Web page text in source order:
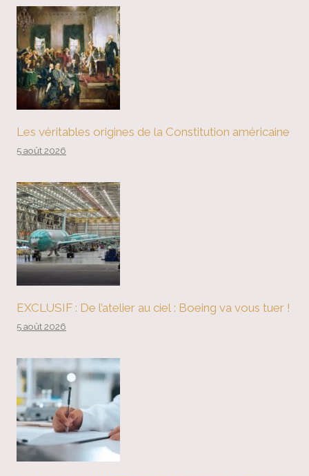
Les véritables origines de la Constitution américaine
5 août 2026
EXCLUSIF : De l’atelier au ciel : Boeing va vous tuer !
5 août 2026